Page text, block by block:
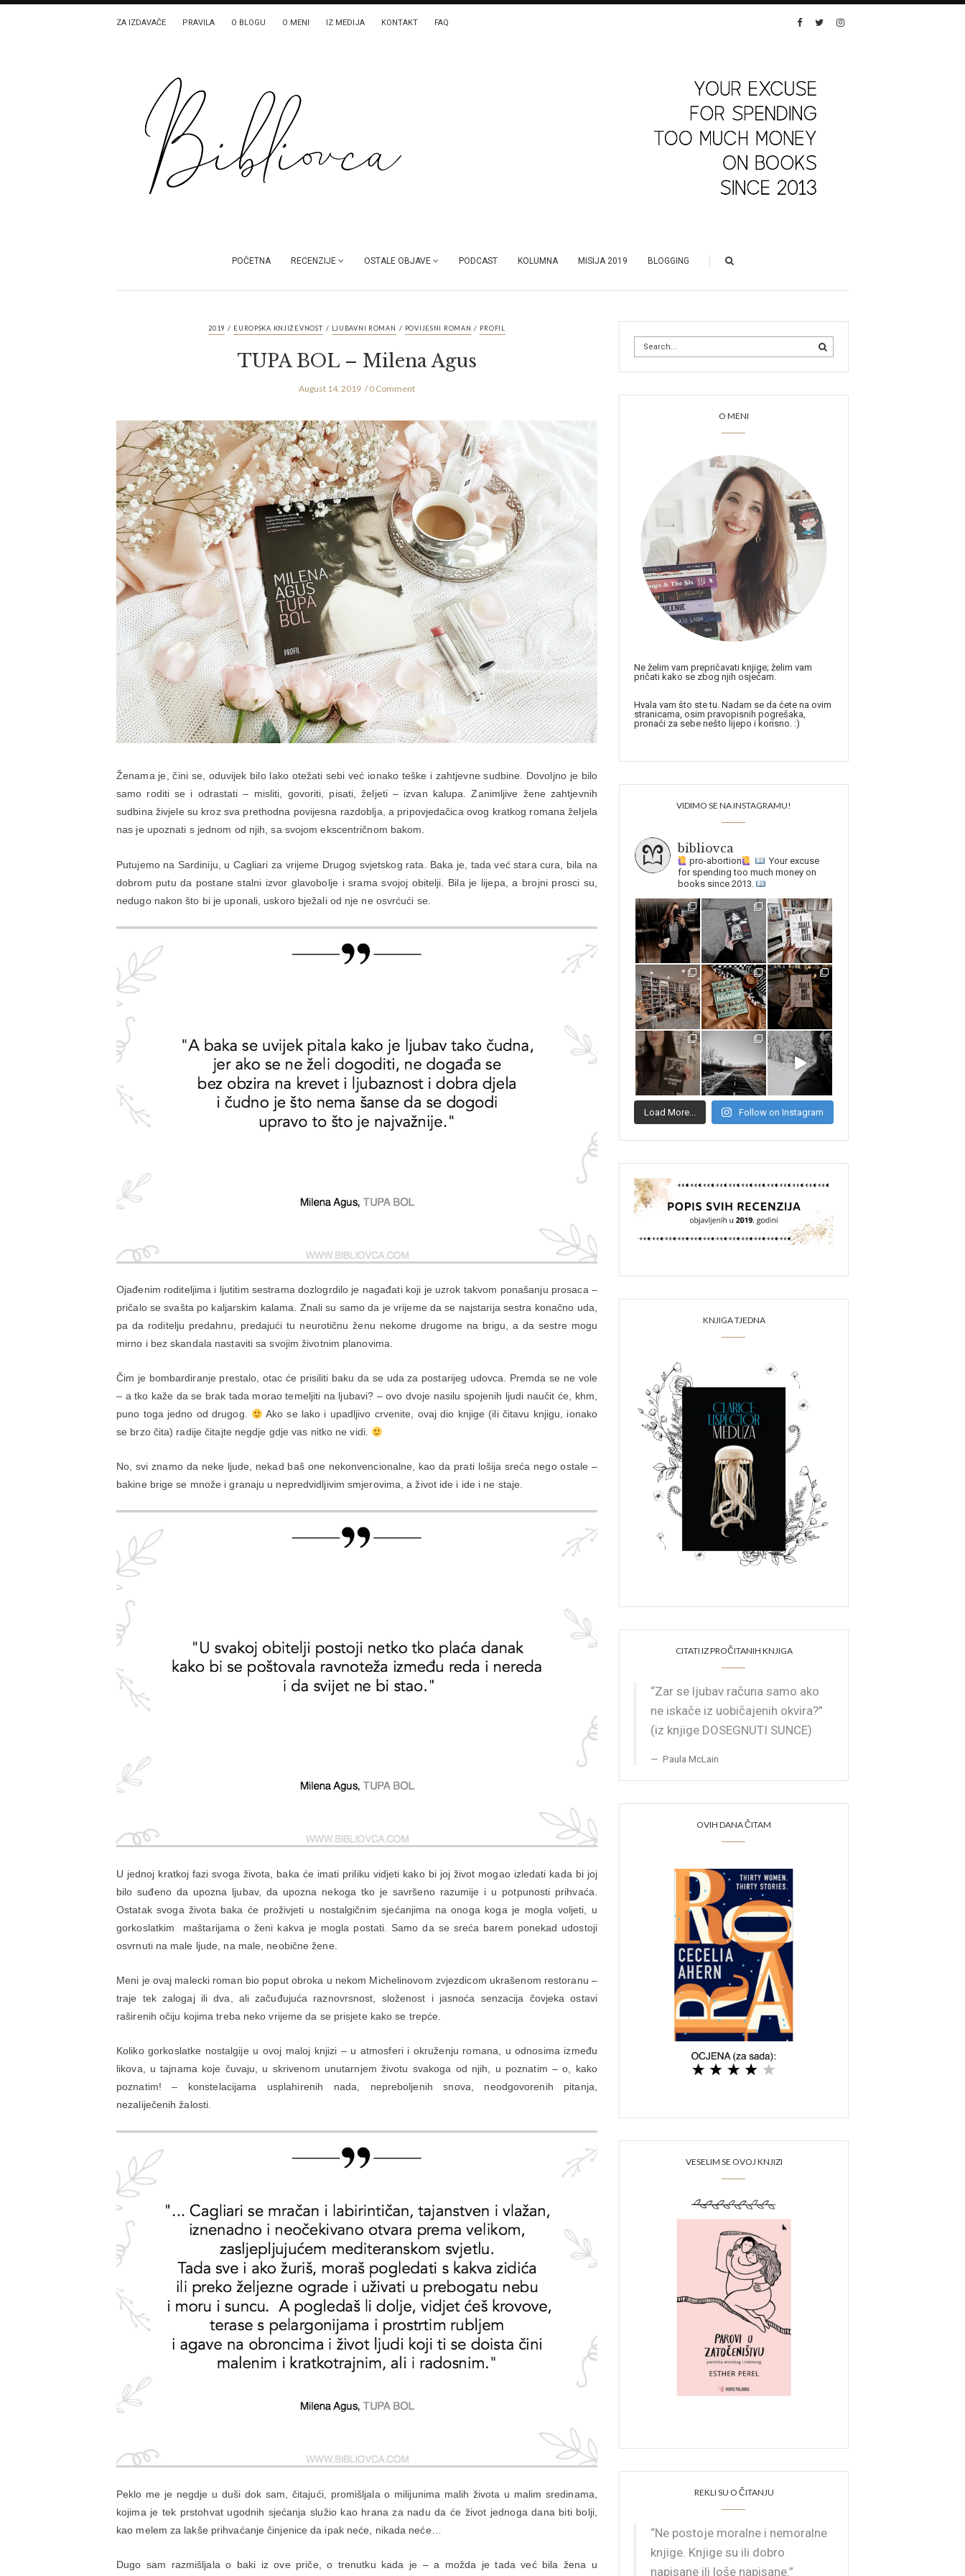
ZA IZDAVAČE PRAVILA O BLOGU O MENI IZ MEDIJA KONTAKT FAQ
POČETNA RECENZIJE OSTALE OBJAVE PODCAST KOLUMNA MISIJA 2019 BLOGGING
2019 / EUROPSKA KNJIŽEVNOST / LJUBAVNI ROMAN / POVIJESNI ROMAN / PROFIL
TUPA BOL – Milena Agus
August 14, 2019 0 Comment
Ženama je, čini se, oduvijek bilo lako otežati sebi već ionako teške i zahtjevne sudbine. Dovoljno je bilo
samo roditi se i odrastati – misliti, govoriti, pisati, željeti – izvan kalupa. Zanimljive žene zahtjevnih
sudbina živjele su kroz sva prethodna povijesna razdoblja, a pripovjedačica ovog kratkog romana željela
nas je upoznati s jednom od njih, sa svojom ekscentričnom bakom.
Putujemo na Sardiniju, u Cagliari za vrijeme Drugog svjetskog rata. Baka je, tada već stara cura, bila na
dobrom putu da postane stalni izvor glavobolje i srama svojoj obitelji. Bila je lijepa, a brojni prosci su,
nedugo nakon što bi je uponali, uskoro bježali od nje ne osvrćući se.
Ojađenim roditeljima i ljutitim sestrama dozlogrdilo je nagađati koji je uzrok takvom ponašanju prosaca –
pričalo se svašta po kaljarskim kalama. Znali su samo da je vrijeme da se najstarija sestra konačno uda,
pa da roditelju predahnu, predajući tu neurotičnu ženu nekome drugome na brigu, a da sestre mogu
mirno i bez skandala nastaviti sa svojim životnim planovima.
Čim je bombardiranje prestalo, otac će prisiliti baku da se uda za postarijeg udovca. Premda se ne vole
– a tko kaže da se brak tada morao temeljiti na ljubavi? – ovo dvoje nasilu spojenih ljudi naučit će, khm,
puno toga jedno od drugog.
Ako se lako i upadljivo crvenite, ovaj dio knjige (ili čitavu knjigu, ionako
se brzo čita) radije čitajte negdje gdje vas nitko ne vidi.
No, svi znamo da neke ljude, nekad baš one nekonvencionalne, kao da prati lošija sreća nego ostale –
bakine brige se množe i granaju u nepredvidljivim smjerovima, a život ide i ide i ne staje.
U jednoj kratkoj fazi svoga života, baka će imati priliku vidjeti kako bi joj život mogao izledati kada bi joj
bilo suđeno da upozna ljubav, da upozna nekoga tko je savršeno razumije i u potpunosti prihvaća.
Ostatak svoga života baka će proživjeti u nostalgičnim sjećanjima na onoga koga je mogla voljeti, u
gorkoslatkim maštarijama o ženi kakva je mogla postati. Samo da se sreća barem ponekad udostoji
osvrnuti na male ljude, na male, neobične žene.
Meni je ovaj malecki roman bio poput obroka u nekom Michelinovom zvjezdicom ukrašenom restoranu –
traje tek zalogaj ili dva, ali začuđujuća raznovrsnost, složenost i jasnoća senzacija čovjeka ostavi
raširenih očiju kojima treba neko vrijeme da se prisjete kako se trepće.
Koliko gorkoslatke nostalgije u ovoj maloj knjizi – u atmosferi i okruženju romana, u odnosima između
likova, u tajnama koje čuvaju, u skrivenom unutarnjem životu svakoga od njih, u poznatim – o, kako
poznatim! – konstelacijama usplahirenih nada, nepreboljenih snova, neodgovorenih pitanja,
nezaliječenih žalosti.
Peklo me je negdje u duši dok sam, čitajući, promišljala o milijunima malih života u malim sredinama,
kojima je tek prstohvat ugodnih sjećanja služio kao hrana za nadu da će život jednoga dana biti bolji,
kao melem za lakše prihvaćanje činjenice da ipak neće, nikada neće…
Dugo sam razmišljala o baki iz ove priče, o trenutku kada je – a možda je tada već bila žena u
O MENI
Ne želim vam prepričavati knjige; želim vam
pričati kako se zbog njih osjećam.
Hvala vam što ste tu. Nadam se da ćete na ovim
stranicama, osim pravopisnih pogrešaka,
pronaći za sebe nešto lijepo i korisno. :)
VIDIMO SE NA INSTAGRAMU!
bibliovca
pro-abortion
Your excuse
for spending too much money on
books since 2013.
Load More... Follow on Instagram
KNJIGA TJEDNA
CITATI IZ PROČITANIH KNJIGA
“Zar se ljubav računa samo ako
ne iskače iz uobičajenih okvira?”
(iz knjige DOSEGNUTI SUNCE)
Paula McLain
OVIH DANA ČITAM
VESELIM SE OVOJ KNJIZI
REKLI SU O ČITANJU
“Ne postoje moralne i nemoralne
knjige. Knjige su ili dobro
napisane ili loše napisane.”